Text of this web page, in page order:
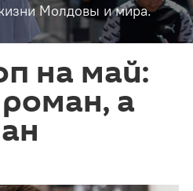
Молдовы и мира.
на май:
а